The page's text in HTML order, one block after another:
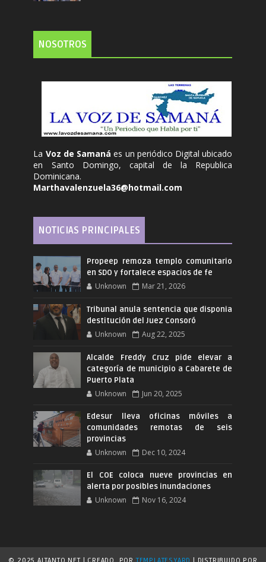
NOSOTROS
La Voz de Samanáes un periódico Digital ubicado
en Santo Domingo, capital de la Republica
Dominicana.
Marthavalenzuela36@hotmail.com
NOTICIAS PRINCIPALES
Propeep remoza templo comunitario
en SDO y fortalece espacios de fe
Unknown Mar 21, 2026
Tribunal anula sentencia que disponia
destitución del Juez Consoró
Unknown Aug 22, 2025
Alcalde Freddy Cruz pide elevar a
categoría de municipio a Cabarete de
Puerto Plata
Unknown Jun 20, 2025
Edesur lleva oficinas móviles a
comunidades remotas de seis
provincias
Unknown Dec 10, 2024
El COE coloca nueve provincias en
alerta por posibles inundaciones
Unknown Nov 16, 2024